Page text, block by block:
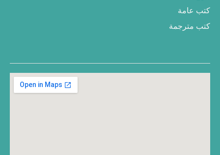
كتب عامة
كتب مترجمة